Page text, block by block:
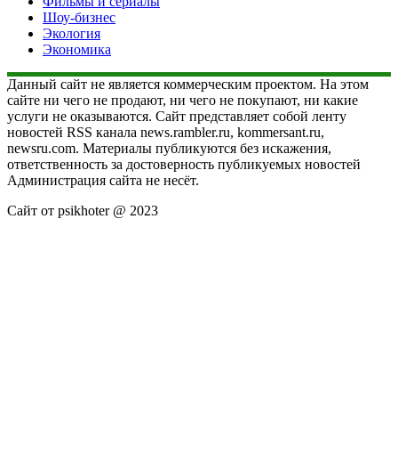
Шоу-бизнес
Экология
Экономика
Данный сайт не является коммерческим проектом. На этом
сайте ни чего не продают, ни чего не покупают, ни какие
услуги не оказываются. Сайт представляет собой ленту
новостей RSS канала news.rambler.ru, kommersant.ru,
newsru.com. Материалы публикуются без искажения,
ответственность за достоверность публикуемых новостей
Администрация сайта не несёт.
Сайт от psikhoter @ 2023